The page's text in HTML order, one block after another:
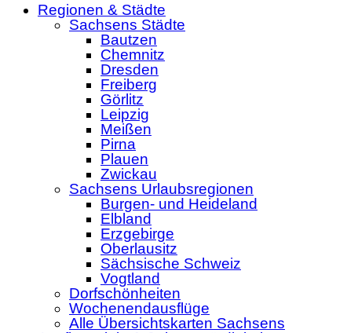
Regionen & Städte
Sachsens Städte
Bautzen
Chemnitz
Dresden
Freiberg
Görlitz
Leipzig
Meißen
Pirna
Plauen
Zwickau
Sachsens Urlaubsregionen
Burgen- und Heideland
Elbland
Erzgebirge
Oberlausitz
Sächsische Schweiz
Vogtland
Dorfschönheiten
Wochenendausflüge
Alle Übersichtskarten Sachsens